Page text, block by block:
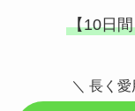
【10日
＼ 長く愛